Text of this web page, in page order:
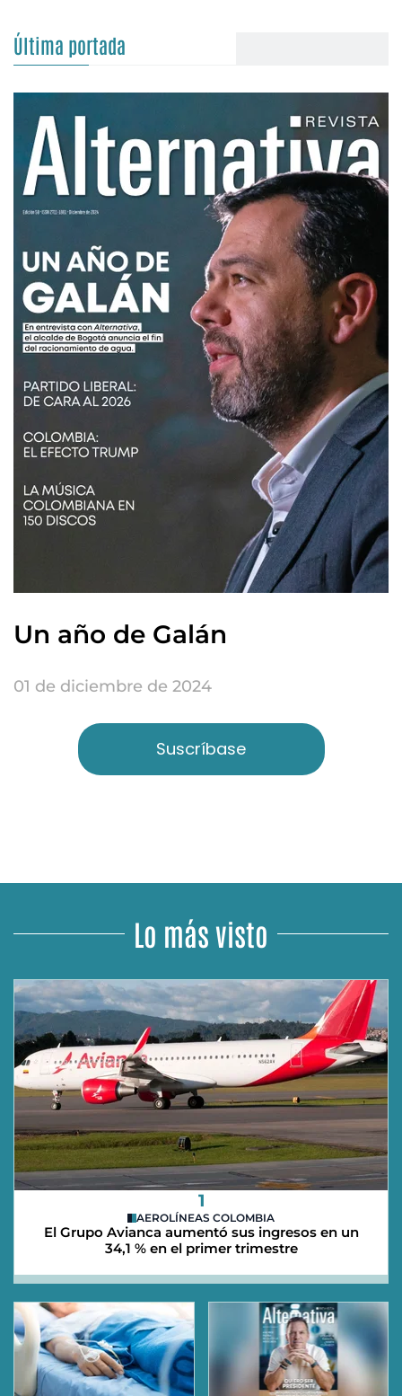
Última portada
Un año de Galán
01 de diciembre de 2024
Suscríbase
Lo más visto
1
AEROLÍNEAS COLOMBIA
El Grupo Avianca aumentó sus ingresos en un
34,1 % en el primer trimestre